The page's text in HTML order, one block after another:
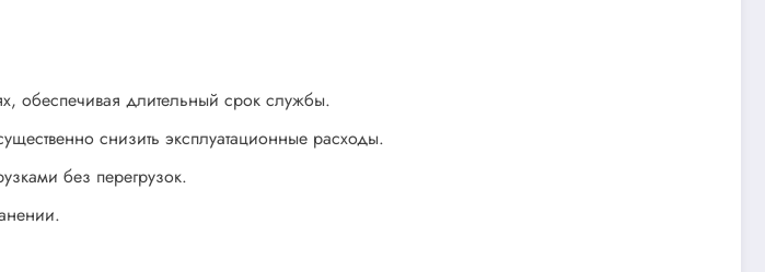
обеспечивая длительный срок службы.
снизить эксплуатационные расходы.
без перегрузок.